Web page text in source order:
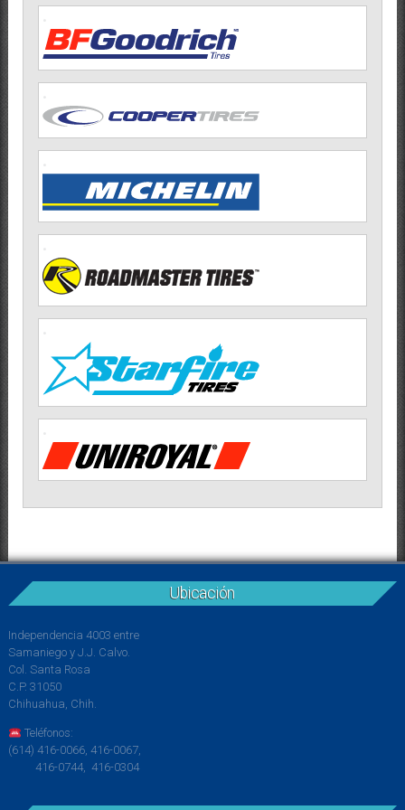
Ubicación
Independencia 4003 entre
Samaniego y J.J. Calvo.
Col. Santa Rosa
C.P. 31050
Chihuahua, Chih.
Teléfonos:
(614) 416-0066, 416-0067,
416-0744, 416-0304